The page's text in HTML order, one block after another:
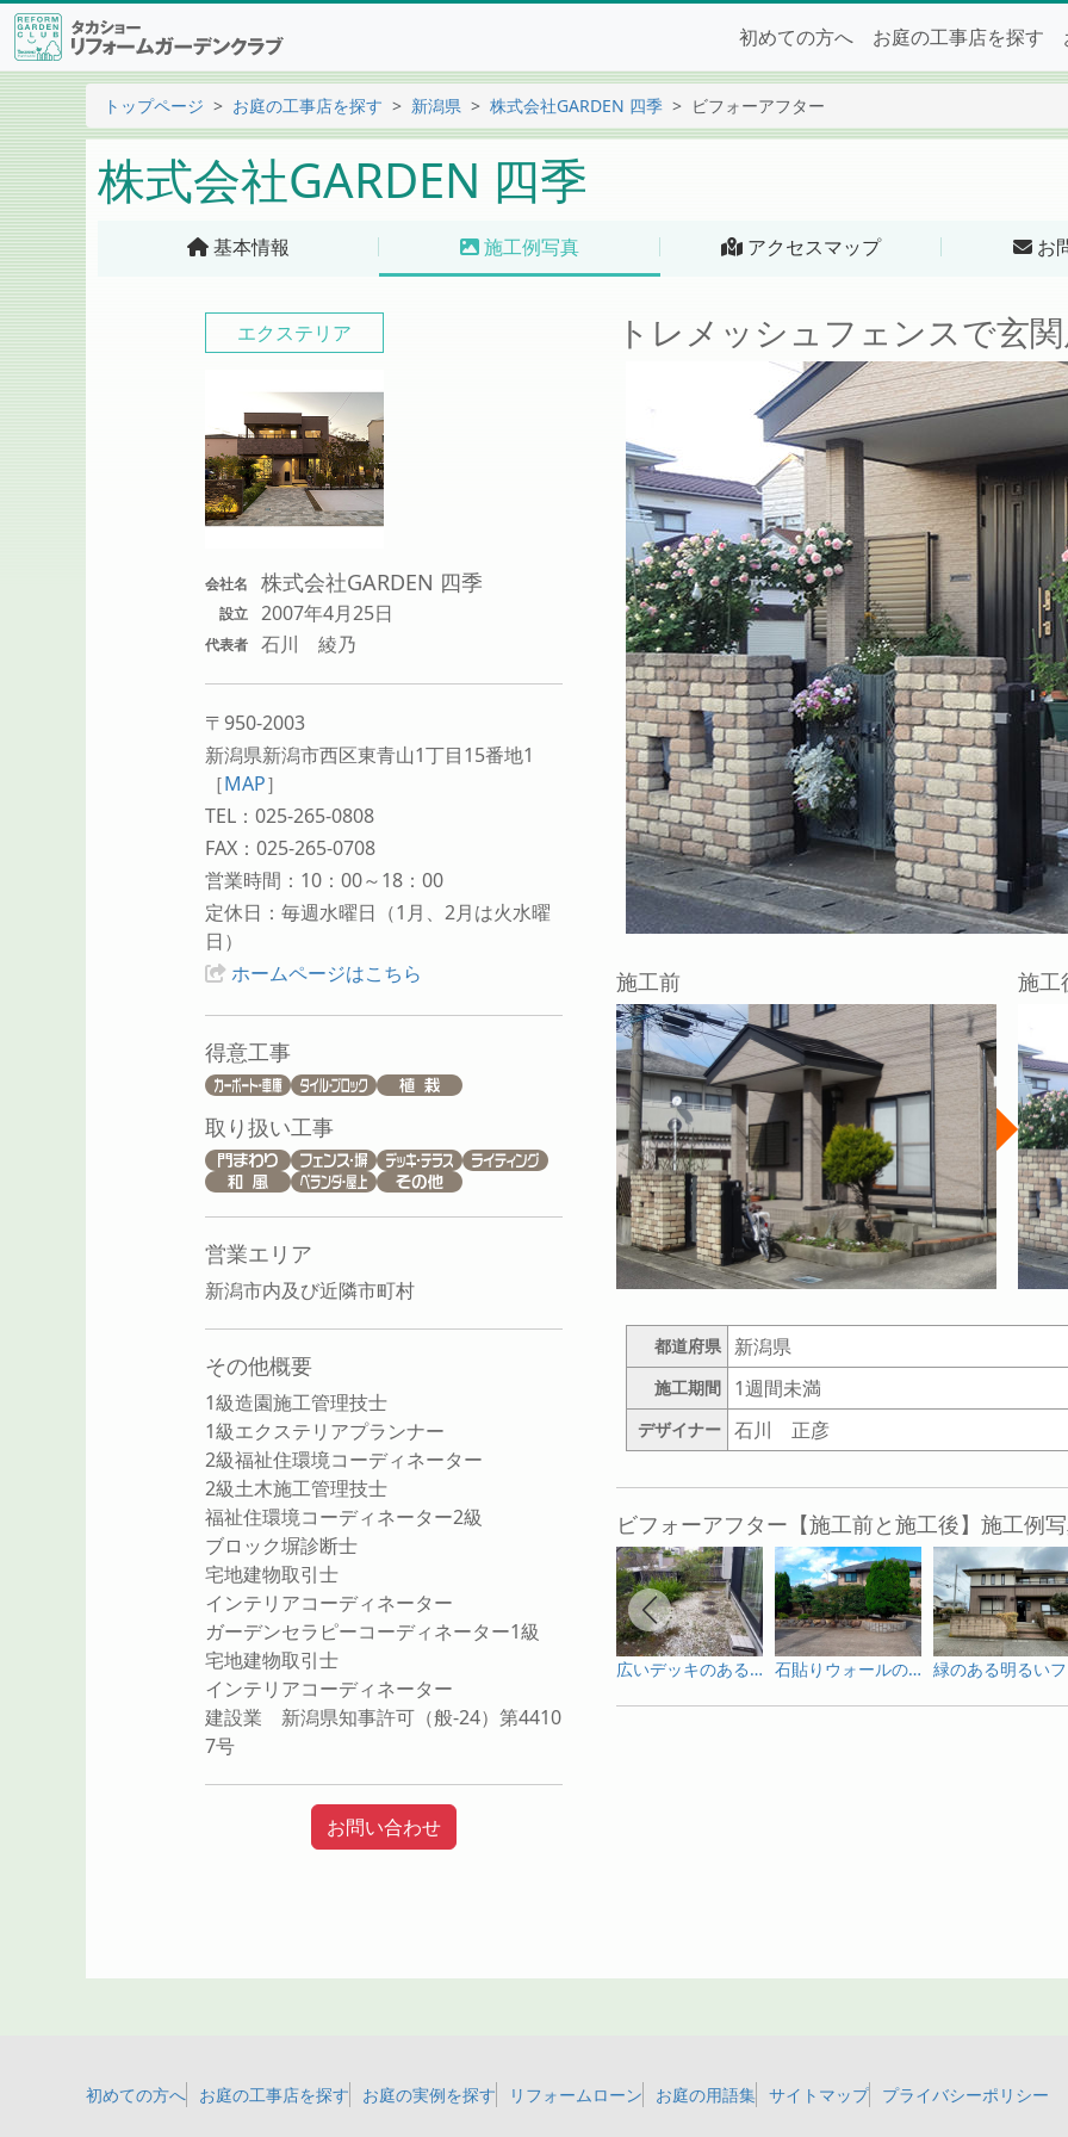
初めての方へ お庭の工事店を探す
トップページ お庭の工事店を探す 新潟県 株式会社GARDEN 四季 ビフォーアフター
株式会社GARDEN 四季
基本情報 施工例写真 アクセスマップ お
エクステリア
会社名 株式会社GARDEN 四季
設立 2007年4月25日
代表者 石川 綾乃
〒950-2003
新潟県新潟市西区東青山1丁目15番地1
［MAP］
TEL：025-265-0808
FAX：025-265-0708
営業時間：10：00～18：00
定休日：毎週水曜日（1月、2月は火水曜
日）
ホームページはこちら
得意工事
取り扱い工事
営業エリア
新潟市内及び近隣市町村
その他概要
1級造園施工管理技士
1級エクステリアプランナー
2級福祉住環境コーディネーター
2級土木施工管理技士
福祉住環境コーディネーター2級
ブロック塀診断士
宅地建物取引士
インテリアコーディネーター
ガーデンセラピーコーディネーター1級
宅地建物取引士
インテリアコーディネーター
建設業 新潟県知事許可（般-24）第4410
7号
お問い合わせ
トレメッシュフェンスで玄
施工前 施工
都道府県 新潟県
施工期間 1週間未満
デザイナー 石川 正彦
ビフォーアフター【施工前と施工後】施工例
広いデッキのある庭 石貼りウォールのファサード
初めての方へ お庭の工事店を探す お庭の実例を探す リフォームローン お庭の用語集 サイトマップ プライバシーポリシー